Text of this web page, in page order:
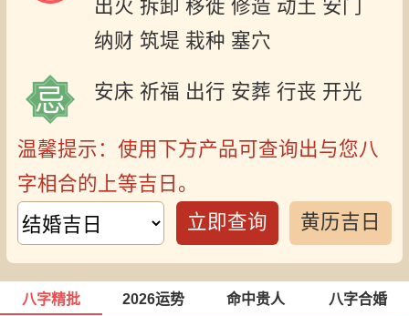
出火 拆卸 移徙 修造 动土 安门
纳财 筑堤 栽种 塞穴
安床 祈福 出行 安葬 行丧 开光
温馨提示：使用下方产品可查询出与您八
字相合的上等吉日。
立即查询
黄历吉日
八字精批 2026运势 命中贵人 八字合婚